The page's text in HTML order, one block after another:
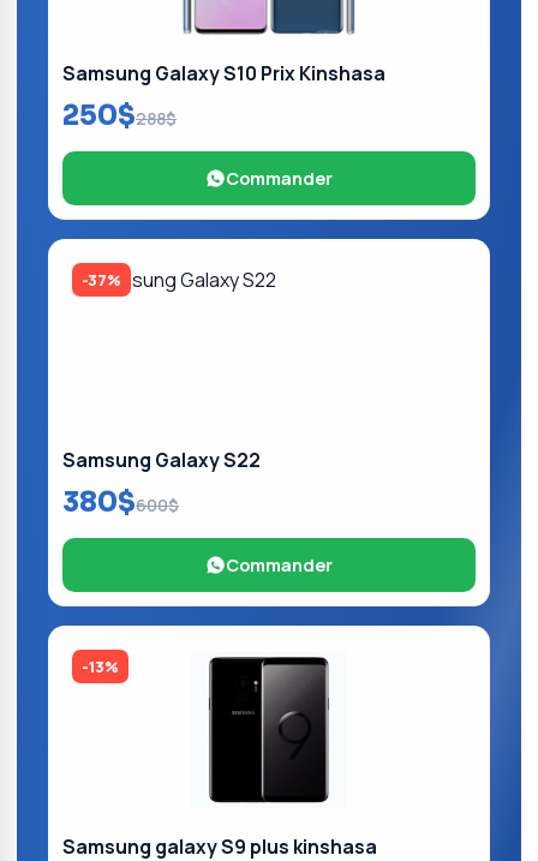
Samsung Galaxy S10 Prix Kinshasa
250$288$
Commander
-37%
Samsung Galaxy S22
380$600$
Commander
-13%
Samsung galaxy S9 plus kinshasa